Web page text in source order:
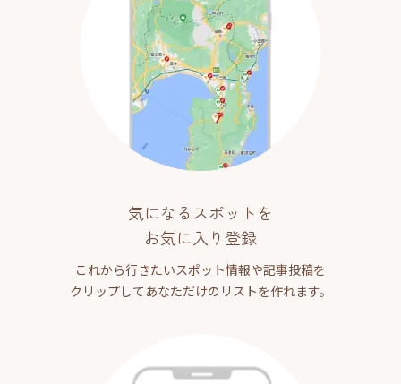
気になるスポットを
お気に入り登録
これから行きたいスポット情報や記事投稿を
クリップしてあなただけのリストを作れます。